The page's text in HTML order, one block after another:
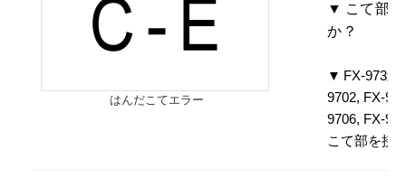
はんだこてエラー
こて部
か？
FX-973適
9702, FX-
9706, FX-
こて部を接